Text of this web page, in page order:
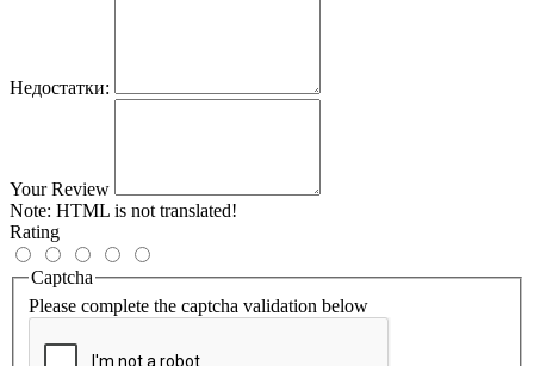
Недостатки:
Your Review
Note: HTML is not translated!
Rating
Captcha
Please complete the captcha validation below